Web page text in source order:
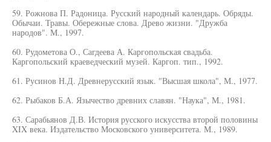
59. Рожнова П. Радоница. Русский народный календарь. Обряды.
Обычаи. Травы. Обережные слова. Древо жизни. "Дружба
народов". М., 1997.
60. Рудометова О., Сагдеева А. Каргопольская свадьба.
Каргопольский краеведческий музей. Каргоп. тип., 1992.
61. Русинов Н.Д. Древнерусский язык. "Высшая школа", М., 1977.
62. Рыбаков Б.А. Язычество древних славян. "Наука", М., 1981.
63. Сарабьянов Д.В. История русского искусства второй половины
XIX века. Издательство Московского университета. М., 1989.